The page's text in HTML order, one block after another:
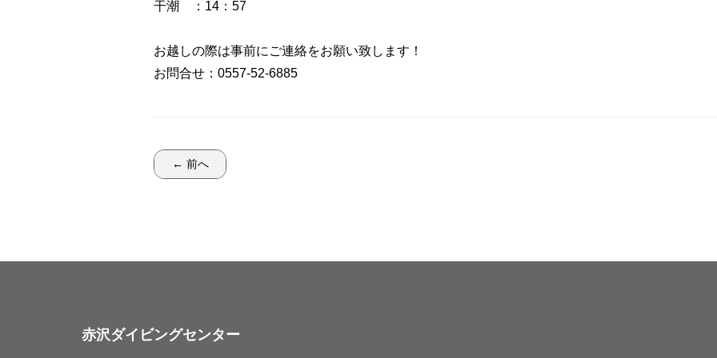
干潮 ：14：57
お越しの際は事前にご連絡をお願い致します！
お問合せ：0557-52-6885
← 前へ
赤沢ダイビングセンター